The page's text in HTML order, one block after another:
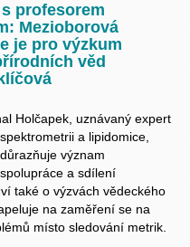
profesorem
Mezioborová
je pro výzkum
věd
Holčapek, uznávaný expert
a lipidomice,
význam
a sdílení
také o výzvách vědeckého
na zaměření se na
místo sledování metrik.